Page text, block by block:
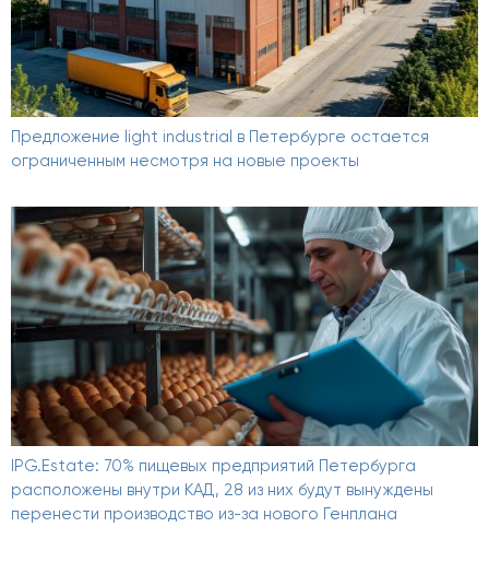
Предложение light industrial в Петербурге остается
ограниченным несмотря на новые проекты
IPG.Estate: 70% пищевых предприятий Петербурга
расположены внутри КАД, 28 из них будут вынуждены
перенести производство из-за нового Генплана